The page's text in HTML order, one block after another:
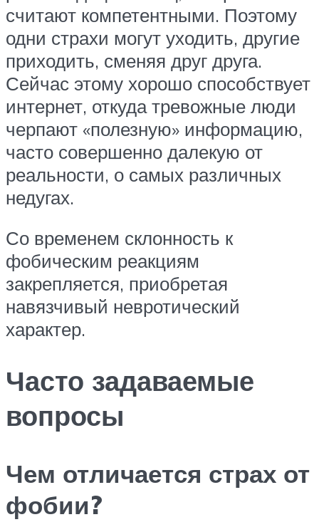
считают компетентными. Поэтому
одни страхи могут уходить, другие
приходить, сменяя друг друга.
Сейчас этому хорошо способствует
интернет, откуда тревожные люди
черпают «полезную» информацию,
часто совершенно далекую от
реальности, о самых различных
недугах.
Со временем склонность к
фобическим реакциям
закрепляется, приобретая
навязчивый невротический
характер.
Часто задаваемые
вопросы
Чем отличается страх от
фобии?